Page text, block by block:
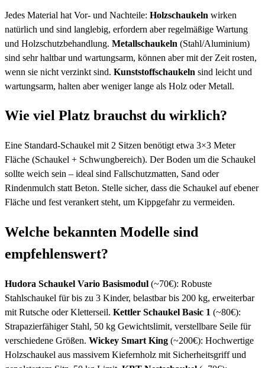
Jedes Material hat Vor- und Nachteile: Holzschaukeln wirken
natürlich und sind langlebig, erfordern aber regelmäßige Wartung
und Holzschutzbehandlung. Metallschaukeln (Stahl/Aluminium)
sind sehr haltbar und wartungsarm, können aber mit der Zeit rosten,
wenn sie nicht verzinkt sind. Kunststoffschaukeln sind leicht und
wartungsarm, halten aber weniger lange als Holz oder Metall.
Wie viel Platz brauchst du wirklich?
Eine Standard-Schaukel mit 2 Sitzen benötigt etwa 3×3 Meter
Fläche (Schaukel + Schwungbereich). Der Boden um die Schaukel
sollte weich sein – ideal sind Fallschutzmatten, Sand oder
Rindenmulch statt Beton. Stelle sicher, dass die Schaukel auf ebener
Fläche und fest verankert steht, um Kippgefahr zu vermeiden.
Welche bekannten Modelle sind
empfehlenswert?
Hudora Schaukel Vario Basismodul (~70€): Robuste
Stahlschaukel für bis zu 3 Kinder, belastbar bis 200 kg, erweiterbar
mit Rutsche oder Kletterseil. Kettler Schaukel Basic 1 (~80€):
Strapazierfähiger Stahl, 50 kg Gewichtslimit, verstellbare Seile für
verschiedene Größen. Wickey Smart King (~200€): Hochwertige
Holzschaukel aus massivem Kiefernholz mit Sicherheitsgriff und